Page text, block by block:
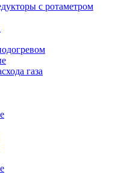
с ротаметром
газа